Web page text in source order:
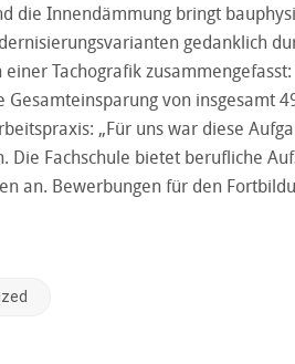
die Innendämmung bringt
gedanklich
einer Tachografik
Gesamteinsparung von insgesamt
„Für uns war diese
Die Fachschule bietet berufliche
an. Bewerbungen für den